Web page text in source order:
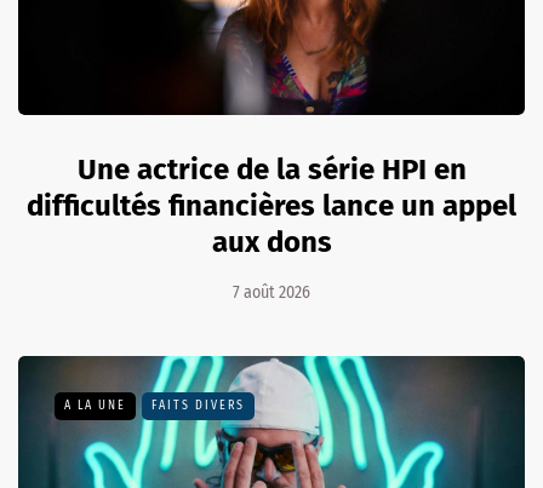
Une actrice de la série HPI en
difficultés financières lance un appel
aux dons
7 août 2026
A LA UNE FAITS DIVERS